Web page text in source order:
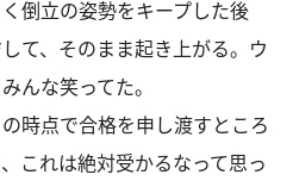
倒立の姿勢をキープした後
て、そのまま起き上がる。ウ
んな笑ってた。
時点で合格を申し渡すところ
これは絶対受かるなって思っ